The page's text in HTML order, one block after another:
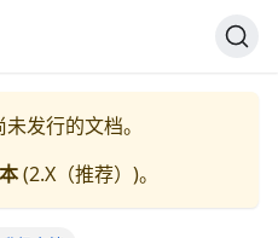
未发行的文档。
(2.X（推荐） )。